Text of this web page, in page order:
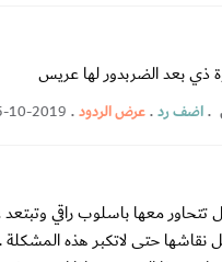
ذي بعد الضربدور لها عريس
.اضف رد.عرض الردود.
10-2019
معها باسلوب راقي
نقاشها حتى لاتكبر هذه المشكلة